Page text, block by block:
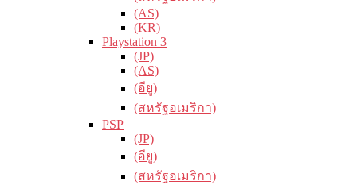
(AS)
(KR)
Playstation 3
(JP)
(AS)
(อียู)
(สหรัฐอเมริกา)
PSP
(JP)
(อียู)
(สหรัฐอเมริกา)